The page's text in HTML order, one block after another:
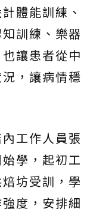
體能訓練、
訓練、樂器
讓患者從中
，讓病情穩
工作人員張
學，起初工
坊受訓，學
度，安排細